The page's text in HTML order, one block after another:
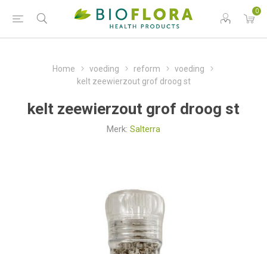
0
Home voeding reform
voeding
kelt zeewierzout grof droog st
kelt zeewierzout grof droog st
Merk: Salterra